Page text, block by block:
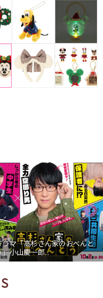
ラマ「高杉さん家のおべんと
」小山慶一郎...